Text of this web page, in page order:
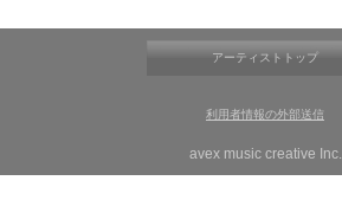
アーティストトップ
利用者情報の外部送信
avex music creative Inc.